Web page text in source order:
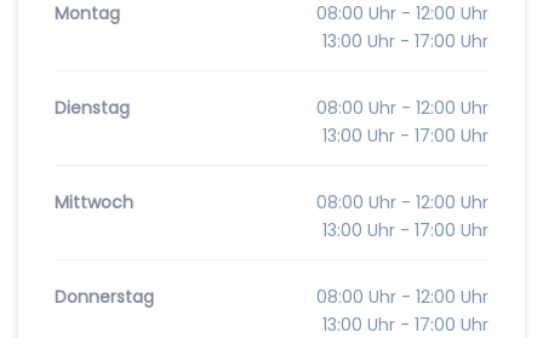
Montag
08:00 Uhr - 12:00 Uhr
13:00 Uhr - 17:00 Uhr
Dienstag
08:00 Uhr - 12:00 Uhr
13:00 Uhr - 17:00 Uhr
Mittwoch
08:00 Uhr - 12:00 Uhr
13:00 Uhr - 17:00 Uhr
Donnerstag
08:00 Uhr - 12:00 Uhr
13:00 Uhr - 17:00 Uhr